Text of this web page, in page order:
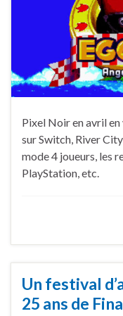
Pixel Noir en avril
sur Switch, River
mode 4 joueurs, les
PlayStation, etc.
Un festival
25 ans de